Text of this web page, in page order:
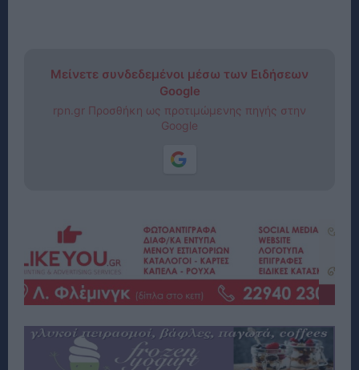
Μείνετε συνδεδεμένοι μέσω των Ειδήσεων
Google
rpn.gr Προσθήκη ως προτιμώμενης πηγής στην
Google